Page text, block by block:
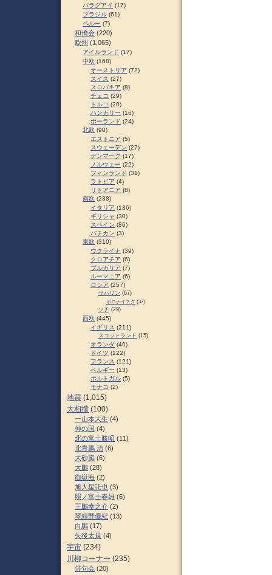
パラグアイ (17)
ブラジル (61)
ペルー (7)
和僑会 (220)
欧州 (1,065)
アイルランド (17)
中欧 (168)
オーストリア (72)
スイス (27)
スロパキア (8)
チェコ (29)
トルコ (20)
ハンガリー (16)
ポーランド (24)
北欧 (90)
エストニア (5)
スウェーデン (27)
デンマーク (17)
ノルウェー (22)
フィンランド (31)
ラトビア (4)
リトアニア (8)
南欧 (238)
イタリア (136)
ギリシャ (30)
スペイン (86)
バチカン (3)
東欧 (310)
ウクライナ (39)
クロアチア (6)
ブルガリア (7)
ルーマニア (6)
ロシア (257)
サハリン (67)
ポロナイスク (37)
ソチ (29)
西欧 (445)
イギリス (211)
スコットランド (15)
オランダ (40)
ドイツ (122)
フランス (121)
ベルギー (13)
ポルトガル (5)
モナコ (2)
地震 (1,015)
大相撲 (100)
一山本大生 (4)
仲の国 (4)
北の富士勝昭 (11)
北青鵬 治 (6)
大砂嵐 (6)
大鵬 (28)
御嶽海 (2)
旭大星託也 (3)
照ノ富士春雄 (6)
王鵬幸之介 (2)
琴紺野優紀 (13)
白鵬 (17)
矢後太規 (4)
宇宙 (234)
川柳コーナー (235)
俳句会 (20)